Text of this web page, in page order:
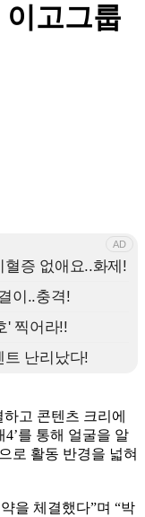
이고그룹
고 콘텐츠 크리에
를 통해 얼굴을 알
로 활동 반경을 넓혀
을 체결했다”며 “박